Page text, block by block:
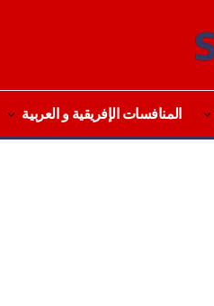
المنافسات الإفريقية و العربية